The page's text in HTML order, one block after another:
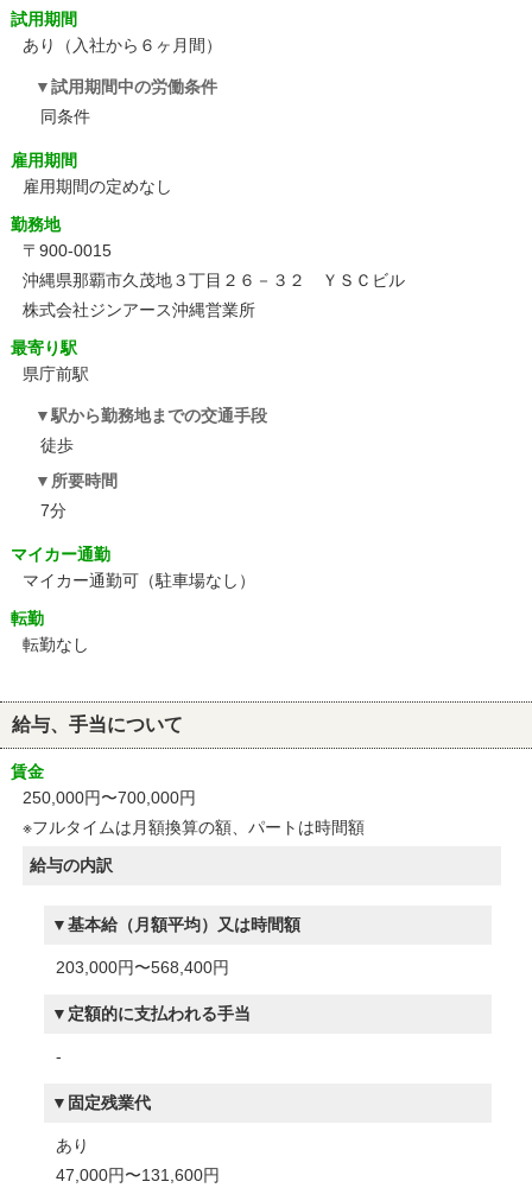
試用期間
あり（入社から６ヶ月間）
試用期間中の労働条件
同条件
雇用期間
雇用期間の定めなし
勤務地
〒900-0015
沖縄県那覇市久茂地３丁目２６－３２ ＹＳＣビル
株式会社ジンアース沖縄営業所
最寄り駅
県庁前駅
駅から勤務地までの交通手段
徒歩
所要時間
7分
マイカー通勤
マイカー通勤可（駐車場なし）
転勤
転勤なし
給与、手当について
賃金
250,000円〜700,000円
※フルタイムは月額換算の額、パートは時間額
給与の内訳
基本給（月額平均）又は時間額
203,000円〜568,400円
定額的に支払われる手当
-
固定残業代
あり
47,000円〜131,600円